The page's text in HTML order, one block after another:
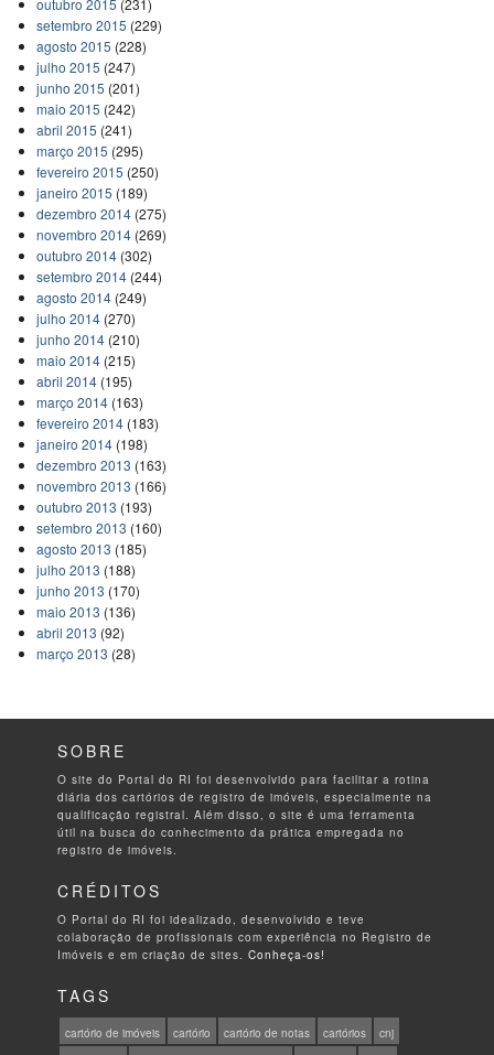
setembro 2015 (229)
agosto 2015 (228)
julho 2015 (247)
junho 2015 (201)
maio 2015 (242)
abril 2015 (241)
março 2015 (295)
fevereiro 2015 (250)
janeiro 2015 (189)
dezembro 2014(275)
novembro 2014(269)
outubro 2014(302)
setembro 2014(244)
agosto 2014(249)
julho 2014(270)
junho 2014(210)
maio 2014(215)
abril 2014(195)
março 2014(163)
fevereiro 2014(183)
janeiro 2014(198)
dezembro 2013 (163)
novembro 2013 (166)
outubro 2013 (193)
setembro 2013 (160)
agosto 2013 (185)
julho 2013 (188)
junho 2013 (170)
maio 2013 (136)
abril 2013 (92)
março 2013 (28)
SOBRE
O site do Portal do RI foi desenvolvido para facilitar a rotina
diária dos cartórios de registro de imóveis, especialmente na
qualificação registral. Além disso, o site é uma ferramenta
útil na busca do conhecimento da prática empregada no
registro de imóveis.
CRÉDITOS
O Portal do RI foi idealizado, desenvolvido e teve
colaboração de profissionais com experiência no Registro de
Imóveis e em criação de sites.Conheça-os!
TAGS
cartório de imóveis cartório cartório de notas cartórios
cnj